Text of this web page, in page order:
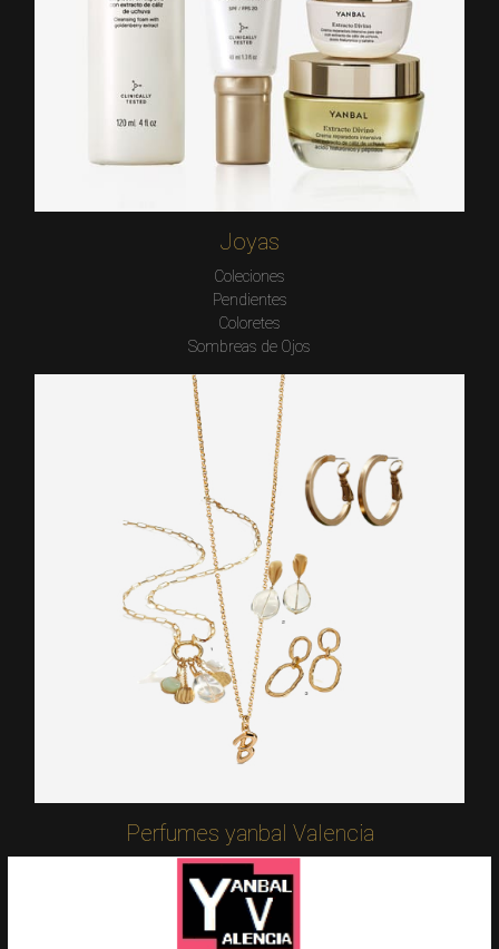
Joyas
Coleciones
Pendientes
Coloretes
Sombreas de Ojos
Perfumes yanbal Valencia